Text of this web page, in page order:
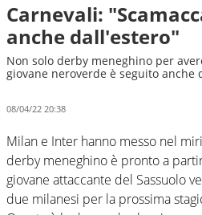
Carnevali:
anche dall'estero"
Non solo derby meneghino per
giovane neroverde è seguito anche
08/04/22 20:38
Milan e Inter hanno messo nel
derby meneghino è pronto a
giovane attaccante del Sassuolo
due milanesi per la prossima